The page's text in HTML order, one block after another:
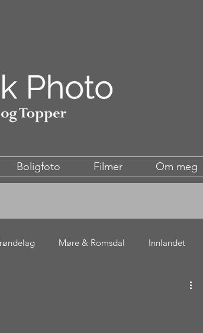
Boligfoto Filmer Om meg
Møre & Romsdal Innlandet